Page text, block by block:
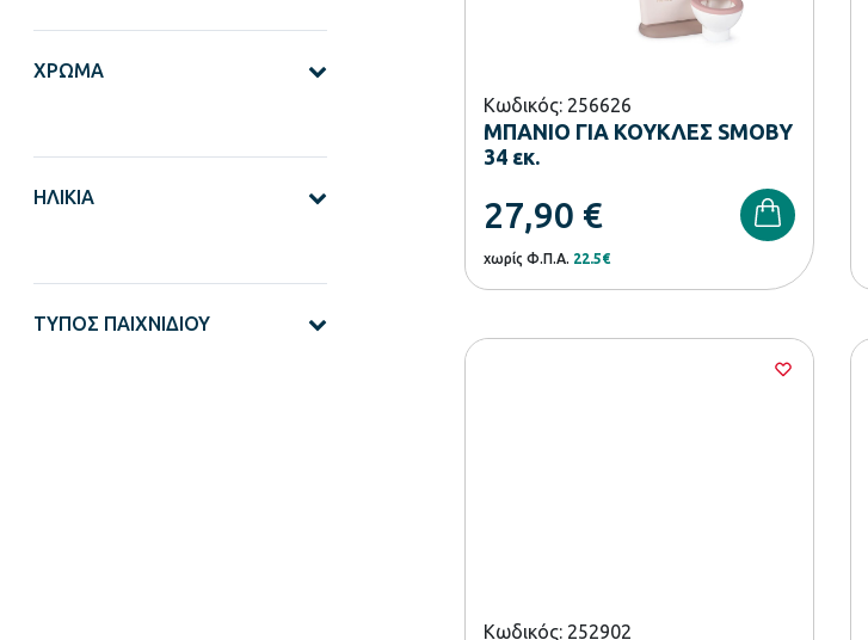
ΧΡΏΜΑ
ΗΛΙΚΊΑ
ΤΎΠΟΣ ΠΑΙΧΝΙΔΙΟΎ
Κωδικός: 256626
ΜΠΑΝΙΟ ΓΙΑ ΚΟΥΚΛΕΣ SMOBY
34 εκ.
27,90 €
χωρίς Φ.Π.Α. 22.5€
Κωδικός: 252902